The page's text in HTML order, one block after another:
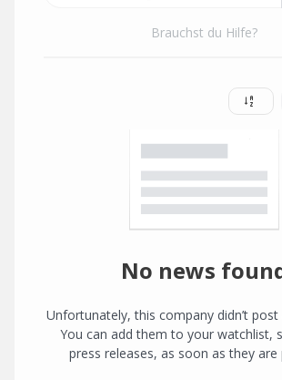
Brauchst du Hilfe?
No news
Unfortunately, this company didn’t post
You can add them to your watchlist,
press releases, as soon as they are